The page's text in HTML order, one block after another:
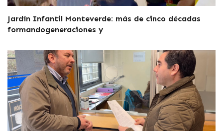
Jardín Infantil Monteverde: más de cinco décadas
formandogeneraciones y